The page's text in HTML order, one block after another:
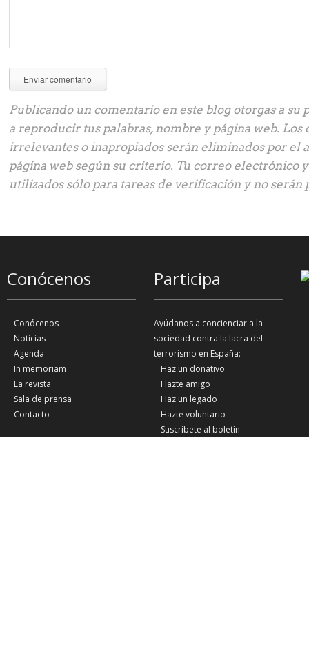
Publicando un comentario en este blog otorgas a su
a reproducir tus palabras, nombre y página web. Los
irrelevantes o inapropiados serán eliminados por el
página web según su criterio. Tu correo electrónico
utilizados sólo para tareas de verificación y no serán
Conócenos
Conócenos
Noticias
Agenda
In memoriam
La revista
Sala de prensa
Contacto
Participa
Ayúdanos a concienciar a la
sociedad contra la lacra del
terrorismo en España:
Haz un donativo
Hazte amigo
Haz un legado
Hazte voluntario
Suscríbete al boletín